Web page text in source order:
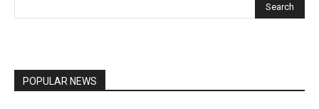
Search
POPULAR NEWS